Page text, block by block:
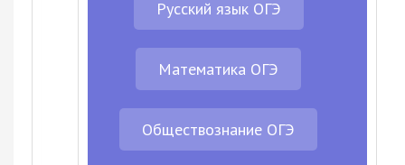
Русский язык ОГЭ
Математика ОГЭ
Обществознание ОГЭ